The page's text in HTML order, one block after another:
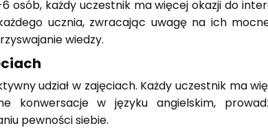
osób, każdy uczestnik ma więcej okazji do
ucznia, zwracając uwagę na ich
wiedzy.
udział w zajęciach. Każdy uczestnik ma
konwersacje w języku angielskim,
pewności siebie.